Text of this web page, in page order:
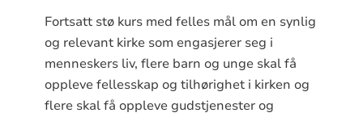
Fortsatt stø kurs med felles mål om en synlig
og relevant kirke som engasjerer seg i
menneskers liv, flere barn og unge skal få
oppleve fellesskap og tilhørighet i kirken og
flere skal få oppleve gudstjenester og